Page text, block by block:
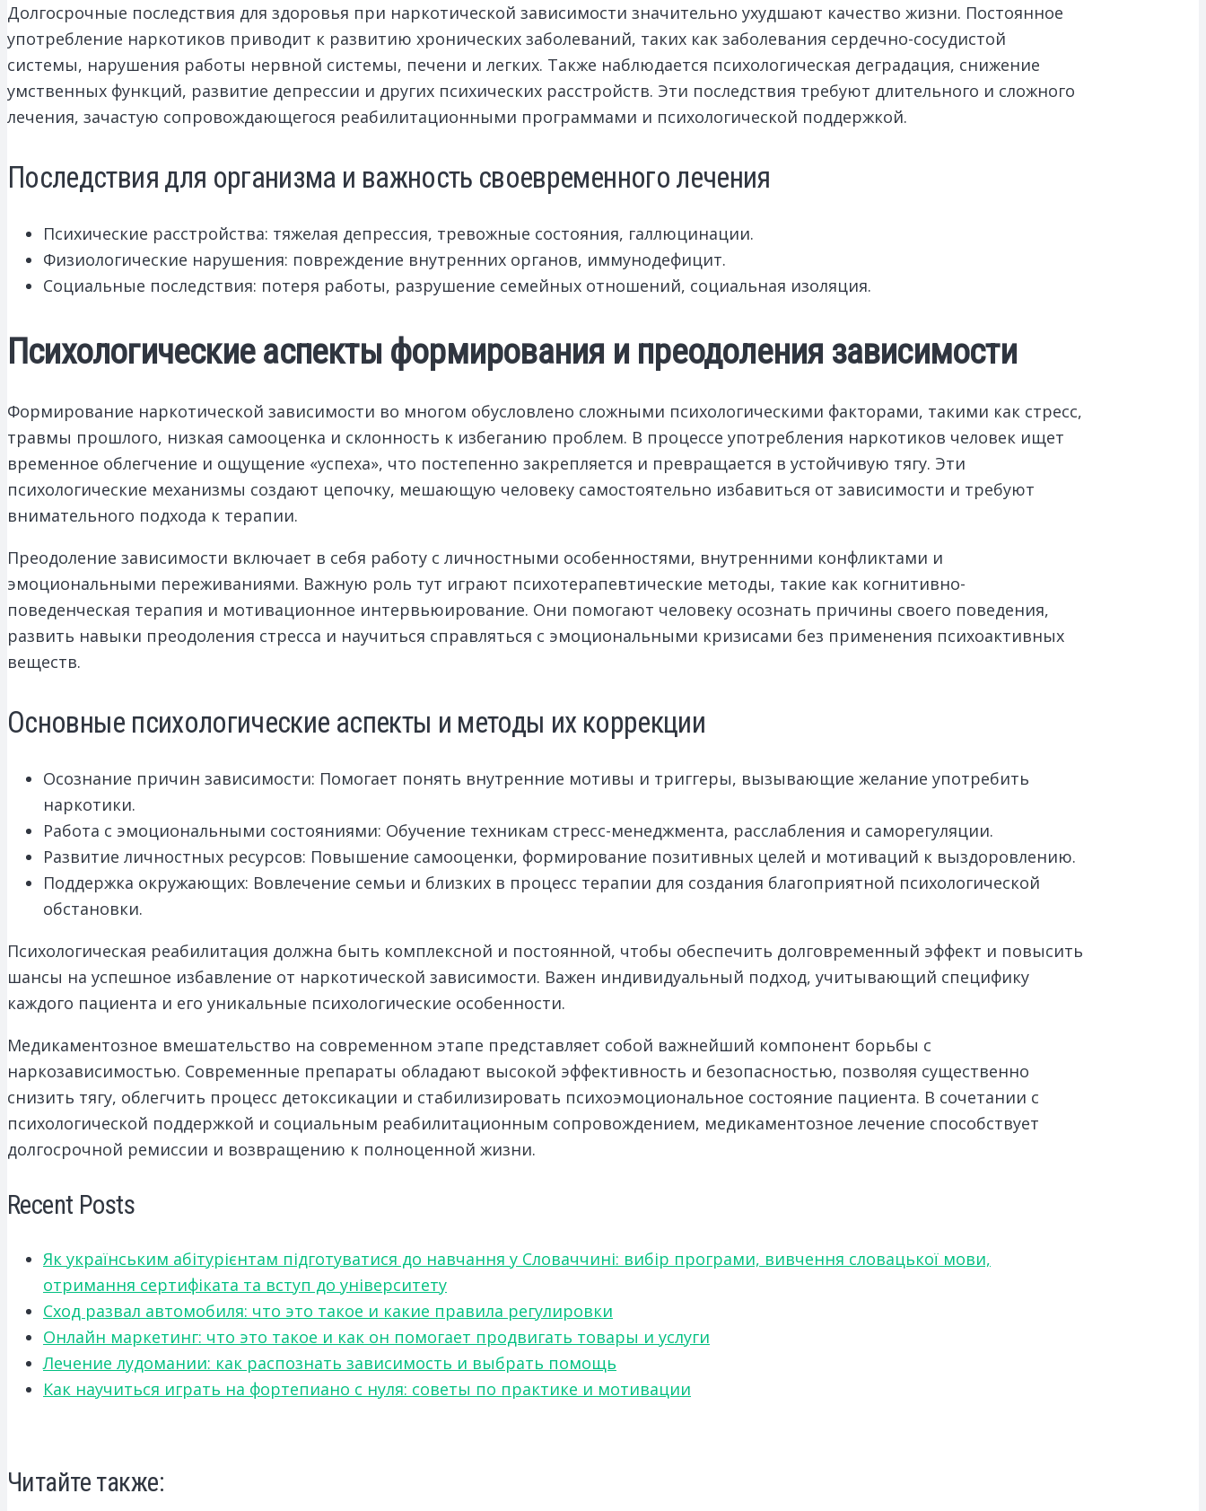
Долгосрочные последствия для здоровья при наркотической зависимости значительно ухудшают качество жизни. Постоянное
употребление наркотиков приводит к развитию хронических заболеваний, таких как заболевания сердечно-сосудистой
системы, нарушения работы нервной системы, печени и легких. Также наблюдается психологическая деградация, снижение
умственных функций, развитие депрессии и других психических расстройств. Эти последствия требуют длительного и сложного
лечения, зачастую сопровождающегося реабилитационными программами и психологической поддержкой.
Последствия для организма и важность своевременного лечения
Психические расстройства: тяжелая депрессия, тревожные состояния, галлюцинации.
Физиологические нарушения: повреждение внутренних органов, иммунодефицит.
Социальные последствия: потеря работы, разрушение семейных отношений, социальная изоляция.
Психологические аспекты формирования и преодоления зависимости
Формирование наркотической зависимости во многом обусловлено сложными психологическими факторами, такими как стресс,
травмы прошлого, низкая самооценка и склонность к избеганию проблем. В процессе употребления наркотиков человек ищет
временное облегчение и ощущение «успеха», что постепенно закрепляется и превращается в устойчивую тягу. Эти
психологические механизмы создают цепочку, мешающую человеку самостоятельно избавиться от зависимости и требуют
внимательного подхода к терапии.
Преодоление зависимости включает в себя работу с личностными особенностями, внутренними конфликтами и
эмоциональными переживаниями. Важную роль тут играют психотерапевтические методы, такие как когнитивно-
поведенческая терапия и мотивационное интервьюирование. Они помогают человеку осознать причины своего поведения,
развить навыки преодоления стресса и научиться справляться с эмоциональными кризисами без применения психоактивных
веществ.
Основные психологические аспекты и методы их коррекции
Осознание причин зависимости: Помогает понять внутренние мотивы и триггеры, вызывающие желание употребить
наркотики.
Работа с эмоциональными состояниями: Обучение техникам стресс-менеджмента, расслабления и саморегуляции.
Развитие личностных ресурсов: Повышение самооценки, формирование позитивных целей и мотиваций к выздоровлению.
Поддержка окружающих: Вовлечение семьи и близких в процесс терапии для создания благоприятной психологической
обстановки.
Психологическая реабилитация должна быть комплексной и постоянной, чтобы обеспечить долговременный эффект и повысить
шансы на успешное избавление от наркотической зависимости. Важен индивидуальный подход, учитывающий специфику
каждого пациента и его уникальные психологические особенности.
Медикаментозное вмешательство на современном этапе представляет собой важнейший компонент борьбы с
наркозависимостью. Современные препараты обладают высокой эффективность и безопасностью, позволяя существенно
снизить тягу, облегчить процесс детоксикации и стабилизировать психоэмоциональное состояние пациента. В сочетании с
психологической поддержкой и социальным реабилитационным сопровождением, медикаментозное лечение способствует
долгосрочной ремиссии и возвращению к полноценной жизни.
Recent Posts
Як українським абітурієнтам підготуватися до навчання у Словаччині: вибір програми, вивчення словацької мови,
отримання сертифіката та вступ до університету
Сход развал автомобиля: что это такое и какие правила регулировки
Онлайн маркетинг: что это такое и как он помогает продвигать товары и услуги
Лечение лудомании: как распознать зависимость и выбрать помощь
Как научиться играть на фортепиано с нуля: советы по практике и мотивации
Читайте также: